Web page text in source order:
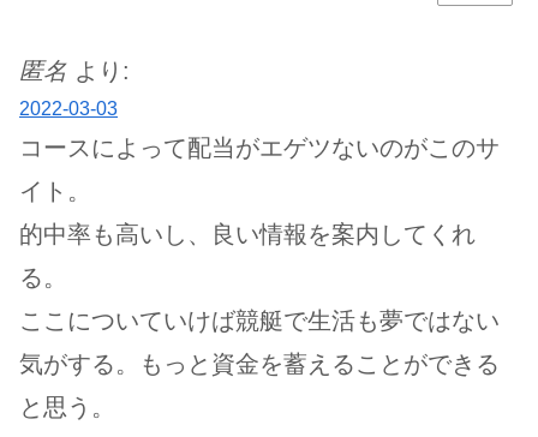
匿名 より:
2022-03-03
コースによって配当がエゲツないのがこのサ
イト。
的中率も高いし、良い情報を案内してくれ
る。
ここについていけば競艇で生活も夢ではない
気がする。もっと資金を蓄えることができる
と思う。